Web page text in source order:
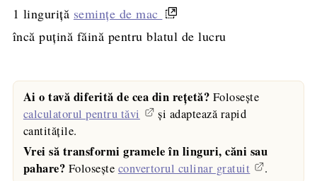
1 linguriță semințe de mac
încă puțină făină pentru blatul de lucru
Ai o tavă diferită de cea din rețetă? Folosește
calculatorul pentru tăvi
și adaptează rapid
cantitățile.
Vrei să transformi gramele în linguri, căni sau
pahare? Folosește convertorul culinar gratuit .